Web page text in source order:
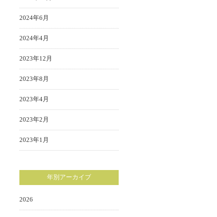
2024年6月
2024年4月
2023年12月
2023年8月
2023年4月
2023年2月
2023年1月
年別アーカイブ
2026